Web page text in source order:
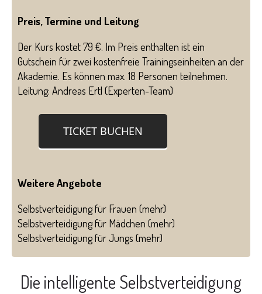
Preis, Termine und Leitung
Der Kurs kostet 79 €. Im Preis enthalten ist ein
Gutschein für zwei kostenfreie Trainingseinheiten an der
Akademie. Es können max. 18 Personen teilnehmen.
Leitung: Andreas Ertl (Experten-Team)
TICKET BUCHEN
Weitere Angebote
Selbstverteidigung für Frauen (mehr)
Selbstverteidigung für Mädchen (mehr)
Selbstverteidigung für Jungs (mehr)
Die intelligente Selbstverteidigung